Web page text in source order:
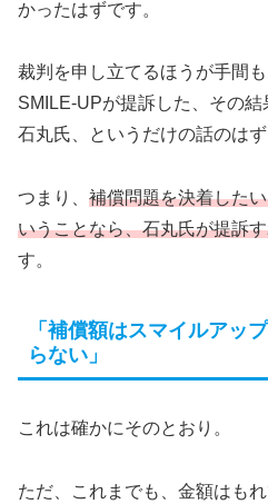
かったはずです。
裁判を申し立てるほうが手間
SMILE-UPが提訴した、その
石丸氏、というだけの話のはず
つまり、 補償問題を決着した
いうことなら、石丸氏が提訴
す。
「補償額はスマイルアッ
らない」
これは確かにそのとおり。
ただ、これまでも、金額はもれ